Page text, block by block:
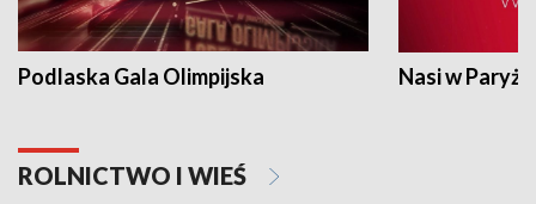
Podlaska Gala Olimpijska Nasi w Paryżu
ROLNICTWO I WIEŚ